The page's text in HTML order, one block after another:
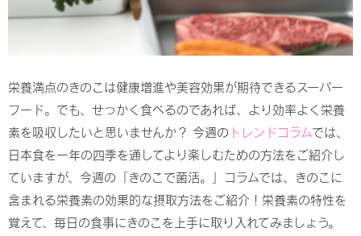
栄養満点のきのこは健康増進や美容効果が期待できるスーパー
フード。でも、せっかく食べるのであれば、より効率よく栄養
素を吸収したいと思いませんか？ 今週の トレンドコラムでは、
日本食を一年の四季を通してより楽しむための方法をご紹介し
ていますが、今週の「きのこで菌活。」コラムでは、きのこに
含まれる栄養素の効果的な摂取方法をご紹介！栄養素の特性を
覚えて、毎日の食事にきのこを上手に取り入れてみましょう。